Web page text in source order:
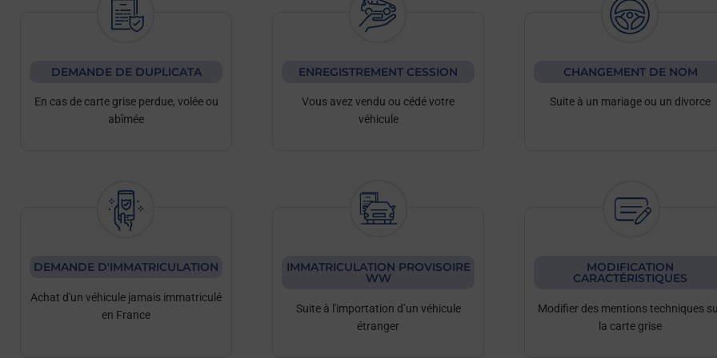
DEMANDE DE DUPLICATA
En cas de carte grise perdue, volée ou
abîmée
ENREGISTREMENT CESSION
Vous avez vendu ou cédé votre
véhicule
CHANGEMENT DE NOM
Suite à un mariage ou un divorce
DEMANDE D'IMMATRICULATION
Achat d'un véhicule jamais immatriculé
en France
IMMATRICULATION PROVISOIRE
WW
Suite à l'importation d’un véhicule
étranger
MODIFICATION
CARACTÉRISTIQUES
Modifier des mentions techniques
la carte grise